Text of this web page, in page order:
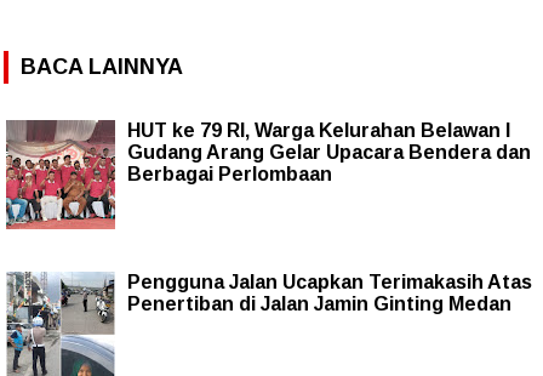
BACA LAINNYA
HUT ke 79 RI, Warga Kelurahan Belawan I
Gudang Arang Gelar Upacara Bendera dan
Berbagai Perlombaan
Pengguna Jalan Ucapkan Terimakasih Atas
Penertiban di Jalan Jamin Ginting Medan